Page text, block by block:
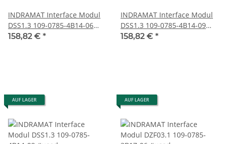
INDRAMAT Interface Modul
DSS1.3 109-0785-4B14-06
#used
158,82 € *
INDRAMAT Interface Modul
DSS1.3 109-0785-4B14-09
#used
158,82 € *
AUF LAGER AUF LAGER